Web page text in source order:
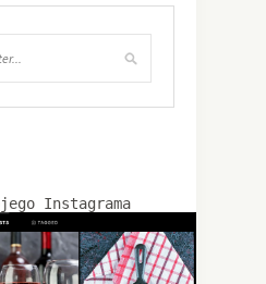
Instagrama